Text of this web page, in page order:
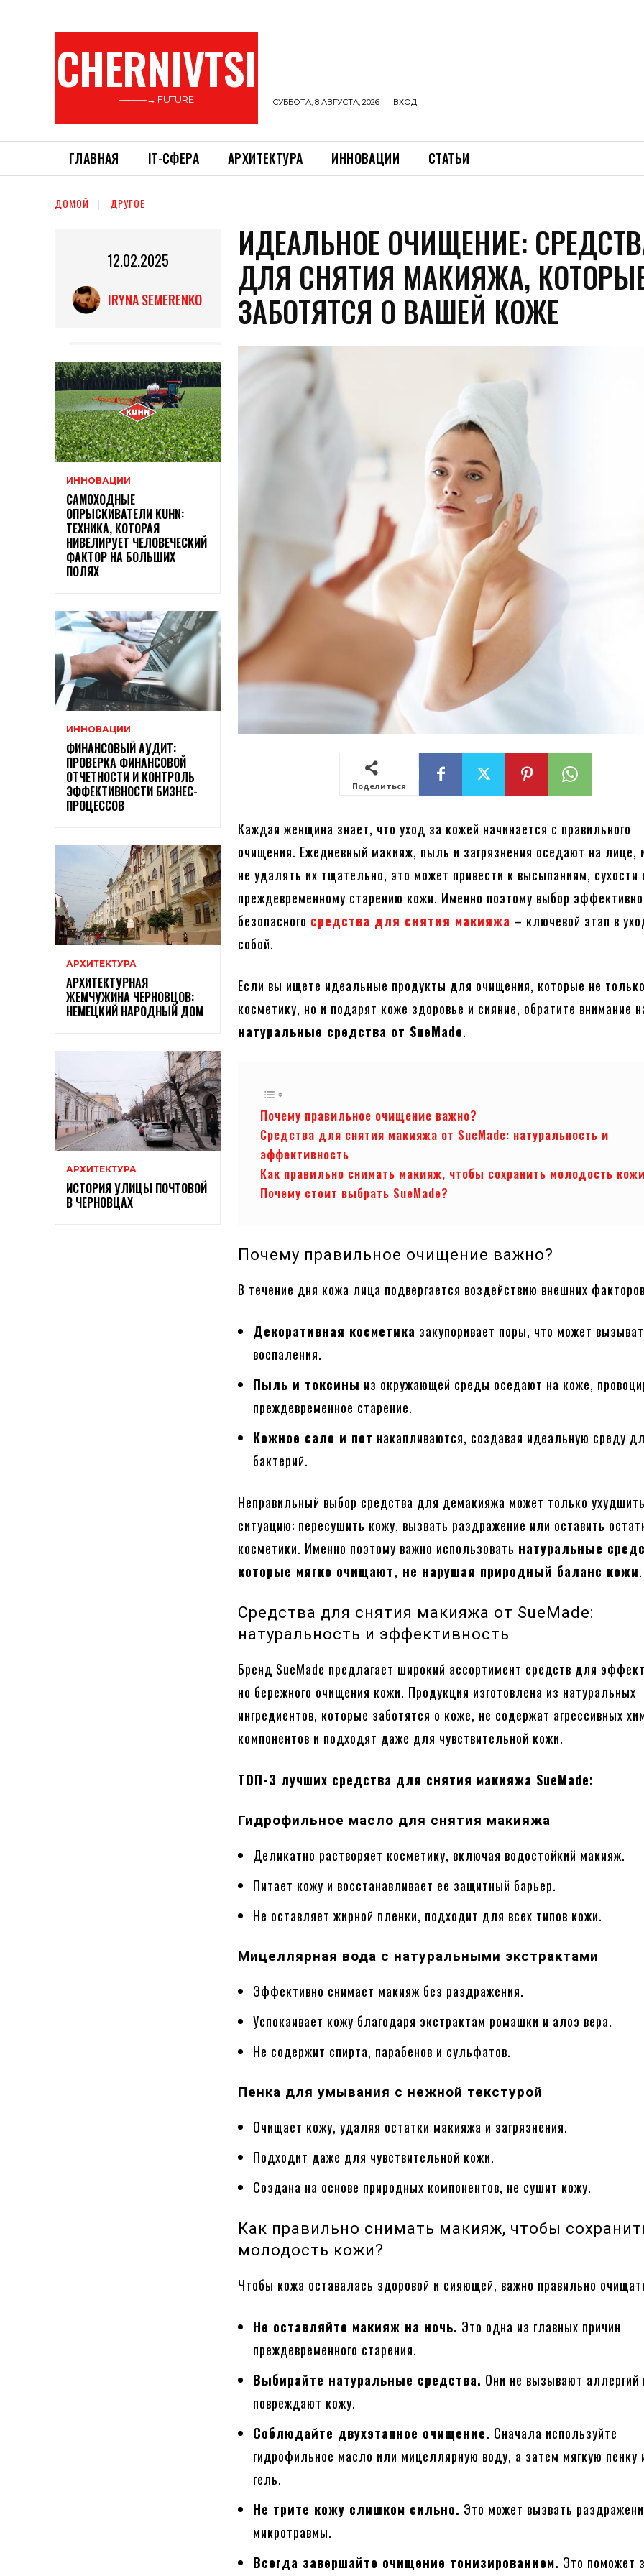
CHERNIVTSI
———→ FUTURE СУББОТА, 8 АВГУСТА, 2026 ВХОД
ГЛАВНАЯ ІТ-СФЕРА АРХИТЕКТУРА ИННОВАЦИИ СТАТЬИ
ДОМОЙ ДРУГОЕ
12.02.2025
IRYNA SEMERENKO
ИННОВАЦИИ
САМОХОДНЫЕ
ОПРЫСКИВАТЕЛИ KUHN:
ТЕХНИКА, КОТОРАЯ
НИВЕЛИРУЕТ ЧЕЛОВЕЧЕСКИЙ
ФАКТОР НА БОЛЬШИХ
ПОЛЯХ
ИННОВАЦИИ
ФИНАНСОВЫЙ АУДИТ:
ПРОВЕРКА ФИНАНСОВОЙ
ОТЧЕТНОСТИ И КОНТРОЛЬ
ЭФФЕКТИВНОСТИ БИЗНЕС-
ПРОЦЕССОВ
АРХИТЕКТУРА
АРХИТЕКТУРНАЯ
ЖЕМЧУЖИНА ЧЕРНОВЦОВ:
НЕМЕЦКИЙ НАРОДНЫЙ ДОМ
АРХИТЕКТУРА
ИСТОРИЯ УЛИЦЫ ПОЧТОВОЙ
В ЧЕРНОВЦАХ
ИДЕАЛЬНОЕ ОЧИЩЕНИЕ:
ДЛЯ СНЯТИЯ МАКИЯЖА,
ЗАБОТЯТСЯ О ВАШЕЙ КОЖЕ
Поделиться
Каждая женщина знает, что уход за кожей начинается с правильного
очищения. Ежедневный макияж, пыль и загрязнения оседают на лице,
не удалять их тщательно, это может привести к высыпаниям, сухости
преждевременному старению кожи. Именно поэтому выбор
безопасного средства для снятия макияжа – ключевой этап в
собой.
Если вы ищете идеальные продукты для очищения, которые не
косметику, но и подарят коже здоровье и сияние, обратите внимание
натуральные средства от SueMade.
Почему правильное очищение важно?
Средства для снятия макияжа от SueMade: натуральность и
эффективность
Как правильно снимать макияж, чтобы сохранить молодость
Почему стоит выбрать SueMade?
Почему правильное очищение важно?
В течение дня кожа лица подвергается воздействию внешних
Декоративная косметика закупоривает поры, что может
воспаления.
Пыль и токсины из окружающей среды оседают на коже,
преждевременное старение.
Кожное сало и пот накапливаются, создавая идеальную среду
бактерий.
Неправильный выбор средства для демакияжа может только ухудшить
ситуацию: пересушить кожу, вызвать раздражение или оставить
косметики. Именно поэтому важно использовать натуральные
которые мягко очищают, не нарушая природный баланс кожи.
Средства для снятия макияжа от SueMade:
натуральность и эффективность
Бренд SueMade предлагает широкий ассортимент средств для
но бережного очищения кожи. Продукция изготовлена из натуральных
ингредиентов, которые заботятся о коже, не содержат агрессивных
компонентов и подходят даже для чувствительной кожи.
ТОП-3 лучших средства для снятия макияжа SueMade:
Гидрофильное масло для снятия макияжа
Деликатно растворяет косметику, включая водостойкий макияж.
Питает кожу и восстанавливает ее защитный барьер.
Не оставляет жирной пленки, подходит для всех типов кожи.
Мицеллярная вода с натуральными экстрактами
Эффективно снимает макияж без раздражения.
Успокаивает кожу благодаря экстрактам ромашки и алоэ вера.
Не содержит спирта, парабенов и сульфатов.
Пенка для умывания с нежной текстурой
Очищает кожу, удаляя остатки макияжа и загрязнения.
Подходит даже для чувствительной кожи.
Создана на основе природных компонентов, не сушит кожу.
Как правильно снимать макияж, чтобы
молодость кожи?
Чтобы кожа оставалась здоровой и сияющей, важно правильно
Не оставляйте макияж на ночь. Это одна из главных причин
преждевременного старения.
Выбирайте натуральные средства. Они не вызывают аллергий
повреждают кожу.
Соблюдайте двухэтапное очищение. Сначала используйте
гидрофильное масло или мицеллярную воду, а затем мягкую пенку
гель.
Не трите кожу слишком сильно. Это может вызвать
микротравмы.
Всегда завершайте очищение тонизированием. Это поможет